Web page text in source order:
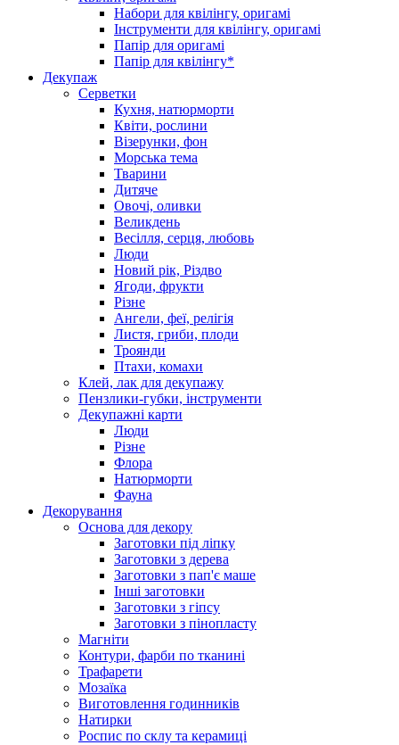
Набори для квілінгу, оригамі
Інструменти для квілінгу, оригамі
Папір для оригамі
Папір для квілінгу*
Декупаж
Серветки
Кухня, натюрморти
Квіти, рослини
Візерунки, фон
Морська тема
Тварини
Дитяче
Овочі, оливки
Великдень
Весілля, серця, любовь
Люди
Новий рік, Різдво
Ягоди, фрукти
Різне
Ангели, феї, релігія
Листя, гриби, плоди
Троянди
Птахи, комахи
Клей, лак для декупажу
Пензлики-губки, інструменти
Декупажні карти
Люди
Різне
Флора
Натюрморти
Фауна
Декорування
Основа для декору
Заготовки під ліпку
Заготовки з дерева
Заготовки з пап'є маше
Інші заготовки
Заготовки з гіпсу
Заготовки з пінопласту
Магніти
Контури, фарби по тканині
Трафарети
Мозаїка
Виготовлення годинників
Натирки
Роспис по склу та керамиці